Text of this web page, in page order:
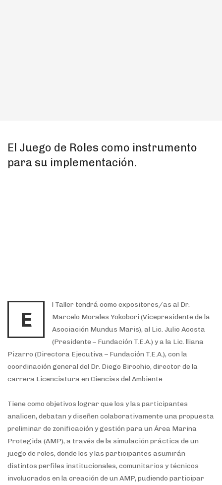
El Juego de Roles como instrumento
para su implementación.
E
l Taller tendrá como expositores/as al Dr.
Marcelo Morales Yokobori (Vicepresidente de la
Asociación Mundus Maris), al Lic. Julio Acosta
(Presidente – Fundación T.E.A.) y a la Lic. lliana
Pizarro (Directora Ejecutiva – Fundación T.E.A.), con la
coordinación general del Dr. Diego Birochio, director de la
carrera Licenciatura en Ciencias del Ambiente.
Tiene como objetivos lograr que los y las participantes
analicen, debatan y diseñen colaborativamente una propuesta
preliminar de zonificación y gestión para un Área Marina
Protegida (AMP), a través de la simulación práctica de un
juego de roles, donde los y las participantes asumirán
distintos perfiles institucionales, comunitarios y técnicos
involucrados en la creación de un AMP, pudiendo participar